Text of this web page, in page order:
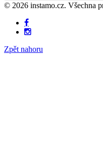
© 2026 instamo.cz. Všechna
Zpět nahoru